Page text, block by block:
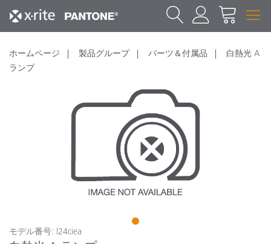
ホームページ 製品グループ パーツ＆付属品
白熱光 A
ランプ
1
モデル番号: l24ciea